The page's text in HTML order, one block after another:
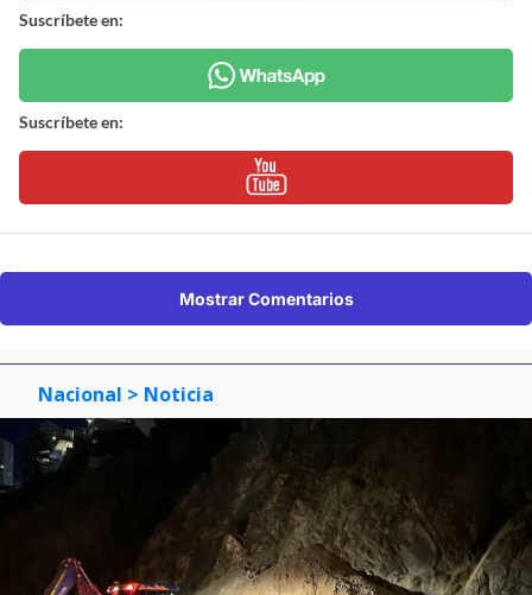
Suscríbete en:
Suscríbete en:
Mostrar Comentarios
Nacional > Noticia